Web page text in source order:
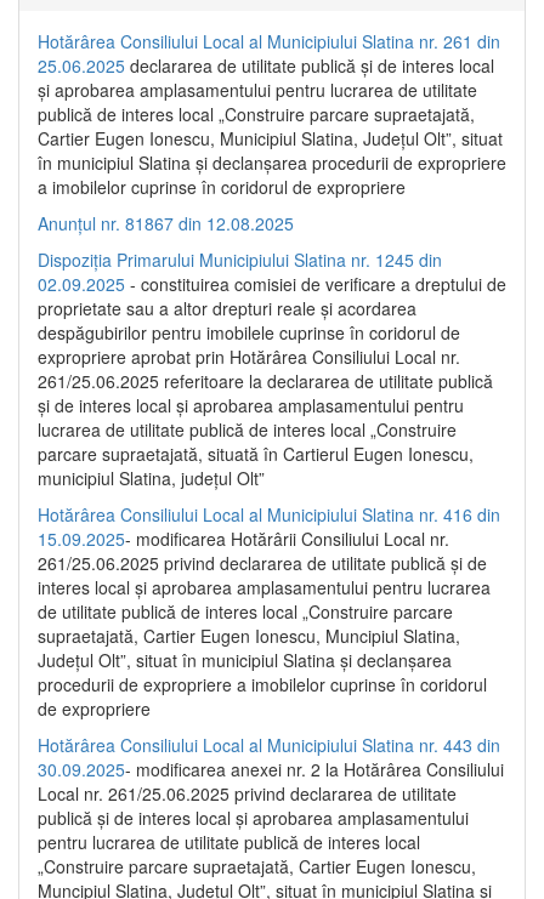
Hotărârea Consiliului Local al Municipiului Slatina nr. 261 din
25.06.2025 declararea de utilitate publică și de interes local
și aprobarea amplasamentului pentru lucrarea de utilitate
publică de interes local „Construire parcare supraetajată,
Cartier Eugen Ionescu, Municipiul Slatina, Județul Olt”, situat
în municipiul Slatina și declanșarea procedurii de expropriere
a imobilelor cuprinse în coridorul de expropriere
Anunțul nr. 81867 din 12.08.2025
Dispoziția Primarului Municipiului Slatina nr. 1245 din
02.09.2025 - constituirea comisiei de verificare a dreptului de
proprietate sau a altor drepturi reale și acordarea
despăgubirilor pentru imobilele cuprinse în coridorul de
expropriere aprobat prin Hotărârea Consiliului Local nr.
261/25.06.2025 referitoare la declararea de utilitate publică
și de interes local și aprobarea amplasamentului pentru
lucrarea de utilitate publică de interes local „Construire
parcare supraetajată, situată în Cartierul Eugen Ionescu,
municipiul Slatina, județul Olt”
Hotărârea Consiliului Local al Municipiului Slatina nr. 416 din
15.09.2025- modificarea Hotărârii Consiliului Local nr.
261/25.06.2025 privind declararea de utilitate publică și de
interes local și aprobarea amplasamentului pentru lucrarea
de utilitate publică de interes local „Construire parcare
supraetajată, Cartier Eugen Ionescu, Muncipiul Slatina,
Județul Olt”, situat în municipiul Slatina și declanșarea
procedurii de expropriere a imobilelor cuprinse în coridorul
de expropriere
Hotărârea Consiliului Local al Municipiului Slatina nr. 443 din
30.09.2025- modificarea anexei nr. 2 la Hotărârea Consiliului
Local nr. 261/25.06.2025 privind declararea de utilitate
publică şi de interes local şi aprobarea amplasamentului
pentru lucrarea de utilitate publică de interes local
„Construire parcare supraetajată, Cartier Eugen Ionescu,
Muncipiul Slatina, Judeţul Olt”, situat în municipiul Slatina şi